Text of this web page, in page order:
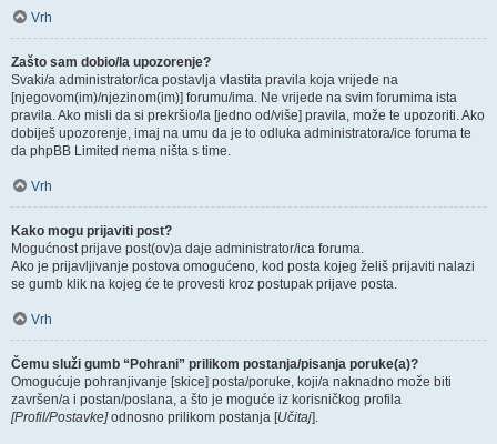
Vrh
Zašto sam dobio/la upozorenje?
Svaki/a administrator/ica postavlja vlastita pravila koja vrijede na
[njegovom(im)/njezinom(im)] forumu/ima. Ne vrijede na svim forumima ista
pravila. Ako misli da si prekršio/la [jedno od/više] pravila, može te upozoriti. Ako
dobiješ upozorenje, imaj na umu da je to odluka administratora/ice foruma te
da phpBB Limited nema ništa s time.
Vrh
Kako mogu prijaviti post?
Mogućnost prijave post(ov)a daje administrator/ica foruma.
Ako je prijavljivanje postova omogućeno, kod posta kojeg želiš prijaviti nalazi
se gumb klik na kojeg će te provesti kroz postupak prijave posta.
Vrh
Čemu služi gumb “Pohrani” prilikom postanja/pisanja poruke(a)?
Omogućuje pohranjivanje [skice] posta/poruke, koji/a naknadno može biti
završen/a i postan/poslana, a što je moguće iz korisničkog profila
[Profil/Postavke]odnosno prilikom postanja [Učitaj].